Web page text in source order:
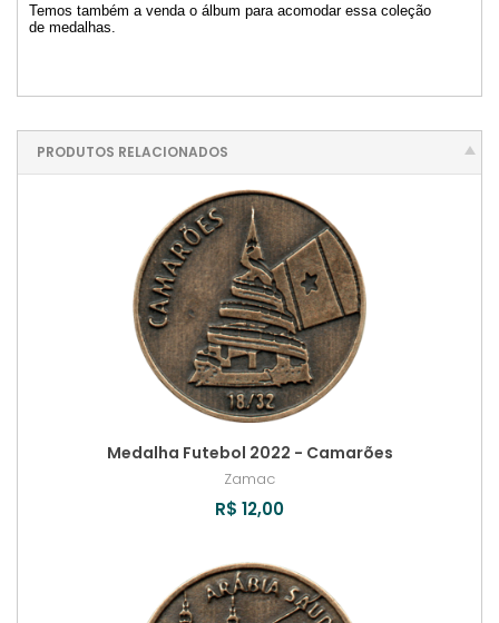
Temos também a venda o álbum para acomodar essa coleção
de medalhas.
PRODUTOS RELACIONADOS
Medalha Futebol 2022 - Camarões
Zamac
R$ 12,00